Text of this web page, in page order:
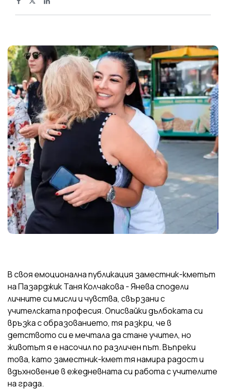
В своя емоционална публикация заместник-кметът
на Пазарджик Таня Колчакова - Янева сподели
личните си мисли и чувства, свързани с
учителската професия. Описвайки дълбоката си
връзка с образованието, тя разкри, че в
детството си е мечтала да стане учител, но
животът я е насочил по различен път. Въпреки
това, като заместник-кмет тя намира радост и
вдъхновение в ежедневната си работа с учителите
на града.